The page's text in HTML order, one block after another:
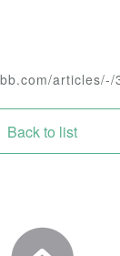
articles/-/
Back to list